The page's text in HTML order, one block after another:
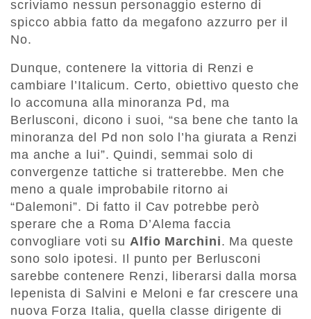
scriviamo nessun personaggio esterno di
spicco abbia fatto da megafono azzurro per il
No.
Dunque, contenere la vittoria di Renzi e
cambiare l’Italicum. Certo, obiettivo questo che
lo accomuna alla minoranza Pd, ma
Berlusconi, dicono i suoi, “sa bene che tanto la
minoranza del Pd non solo l’ha giurata a Renzi
ma anche a lui”. Quindi, semmai solo di
convergenze tattiche si tratterebbe. Men che
meno a quale improbabile ritorno ai
“Dalemoni”. Di fatto il Cav potrebbe però
sperare che a Roma D’Alema faccia
convogliare voti su Alfio Marchini. Ma queste
sono solo ipotesi. Il punto per Berlusconi
sarebbe contenere Renzi, liberarsi dalla morsa
lepenista di Salvini e Meloni e far crescere una
nuova Forza Italia, quella classe dirigente di